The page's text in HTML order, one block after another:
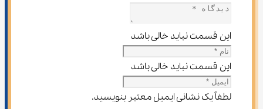
این قسمت نباید خالی باشد
این قسمت نباید خالی باشد
لطفاً یک نشانی ایمیل معتبر بنویسید.